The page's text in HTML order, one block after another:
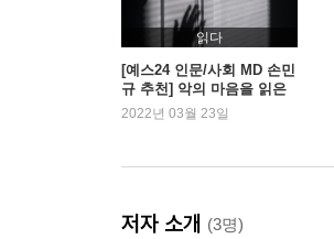
읽다
[예스24 인문/사회 MD 손민
규 추천] 악의 마음을 읽은
최초의 전설, 존 더글라스
2022년 03월 23일
저자 소개 (3명)